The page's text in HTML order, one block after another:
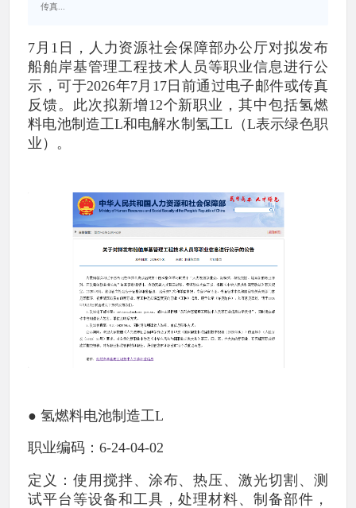
传真...
7月1日，人力资源社会保障部办公厅对拟发布
船舶岸基管理工程技术人员等职业信息进行公
示，可于2026年7月17日前通过电子邮件或传真
反馈。此次拟新增12个新职业，其中包括氢燃
料电池制造工L和电解水制氢工L（L表示绿色职
业）。
● 氢燃料电池制造工L
职业编码：6-24-04-02
定义：使用搅拌、涂布、热压、激光切割、测
试平台等设备和工具，处理材料、制备部件，